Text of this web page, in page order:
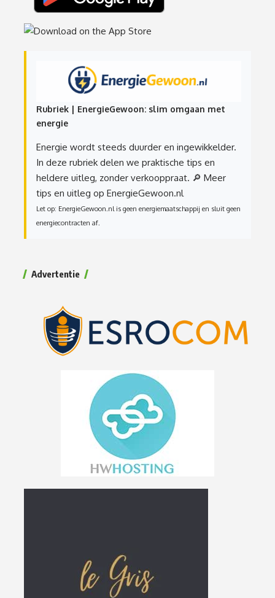
Rubriek | EnergieGewoon: slim omgaan met
energie
Energie wordt steeds duurder en ingewikkelder.
In deze rubriek delen we praktische tips en
heldere uitleg, zonder verkooppraat. 🔎 Meer
tips en uitleg op EnergieGewoon.nl
Let op: EnergieGewoon.nl is geen energiemaatschappij en sluit geen
energiecontracten af.
Advertentie